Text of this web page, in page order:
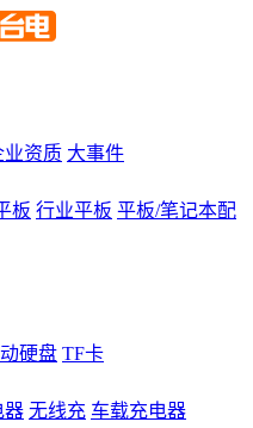
业资质 大事件
板 行业平板 平板/笔记本配
硬盘 TF卡
器 无线充 车载充电器